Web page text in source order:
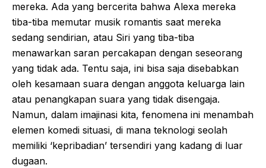
mereka. Ada yang bercerita bahwa Alexa mereka
tiba-tiba memutar musik romantis saat mereka
sedang sendirian, atau Siri yang tiba-tiba
menawarkan saran percakapan dengan seseorang
yang tidak ada. Tentu saja, ini bisa saja disebabkan
oleh kesamaan suara dengan anggota keluarga lain
atau penangkapan suara yang tidak disengaja.
Namun, dalam imajinasi kita, fenomena ini menambah
elemen komedi situasi, di mana teknologi seolah
memiliki ‘kepribadian’ tersendiri yang kadang di luar
dugaan.